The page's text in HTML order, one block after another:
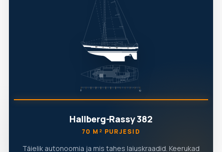
Hallberg-Rassy 382
70 M² PURJESID
Täielik autonoomia ja mis tahes laiuskraadid. Keerukad